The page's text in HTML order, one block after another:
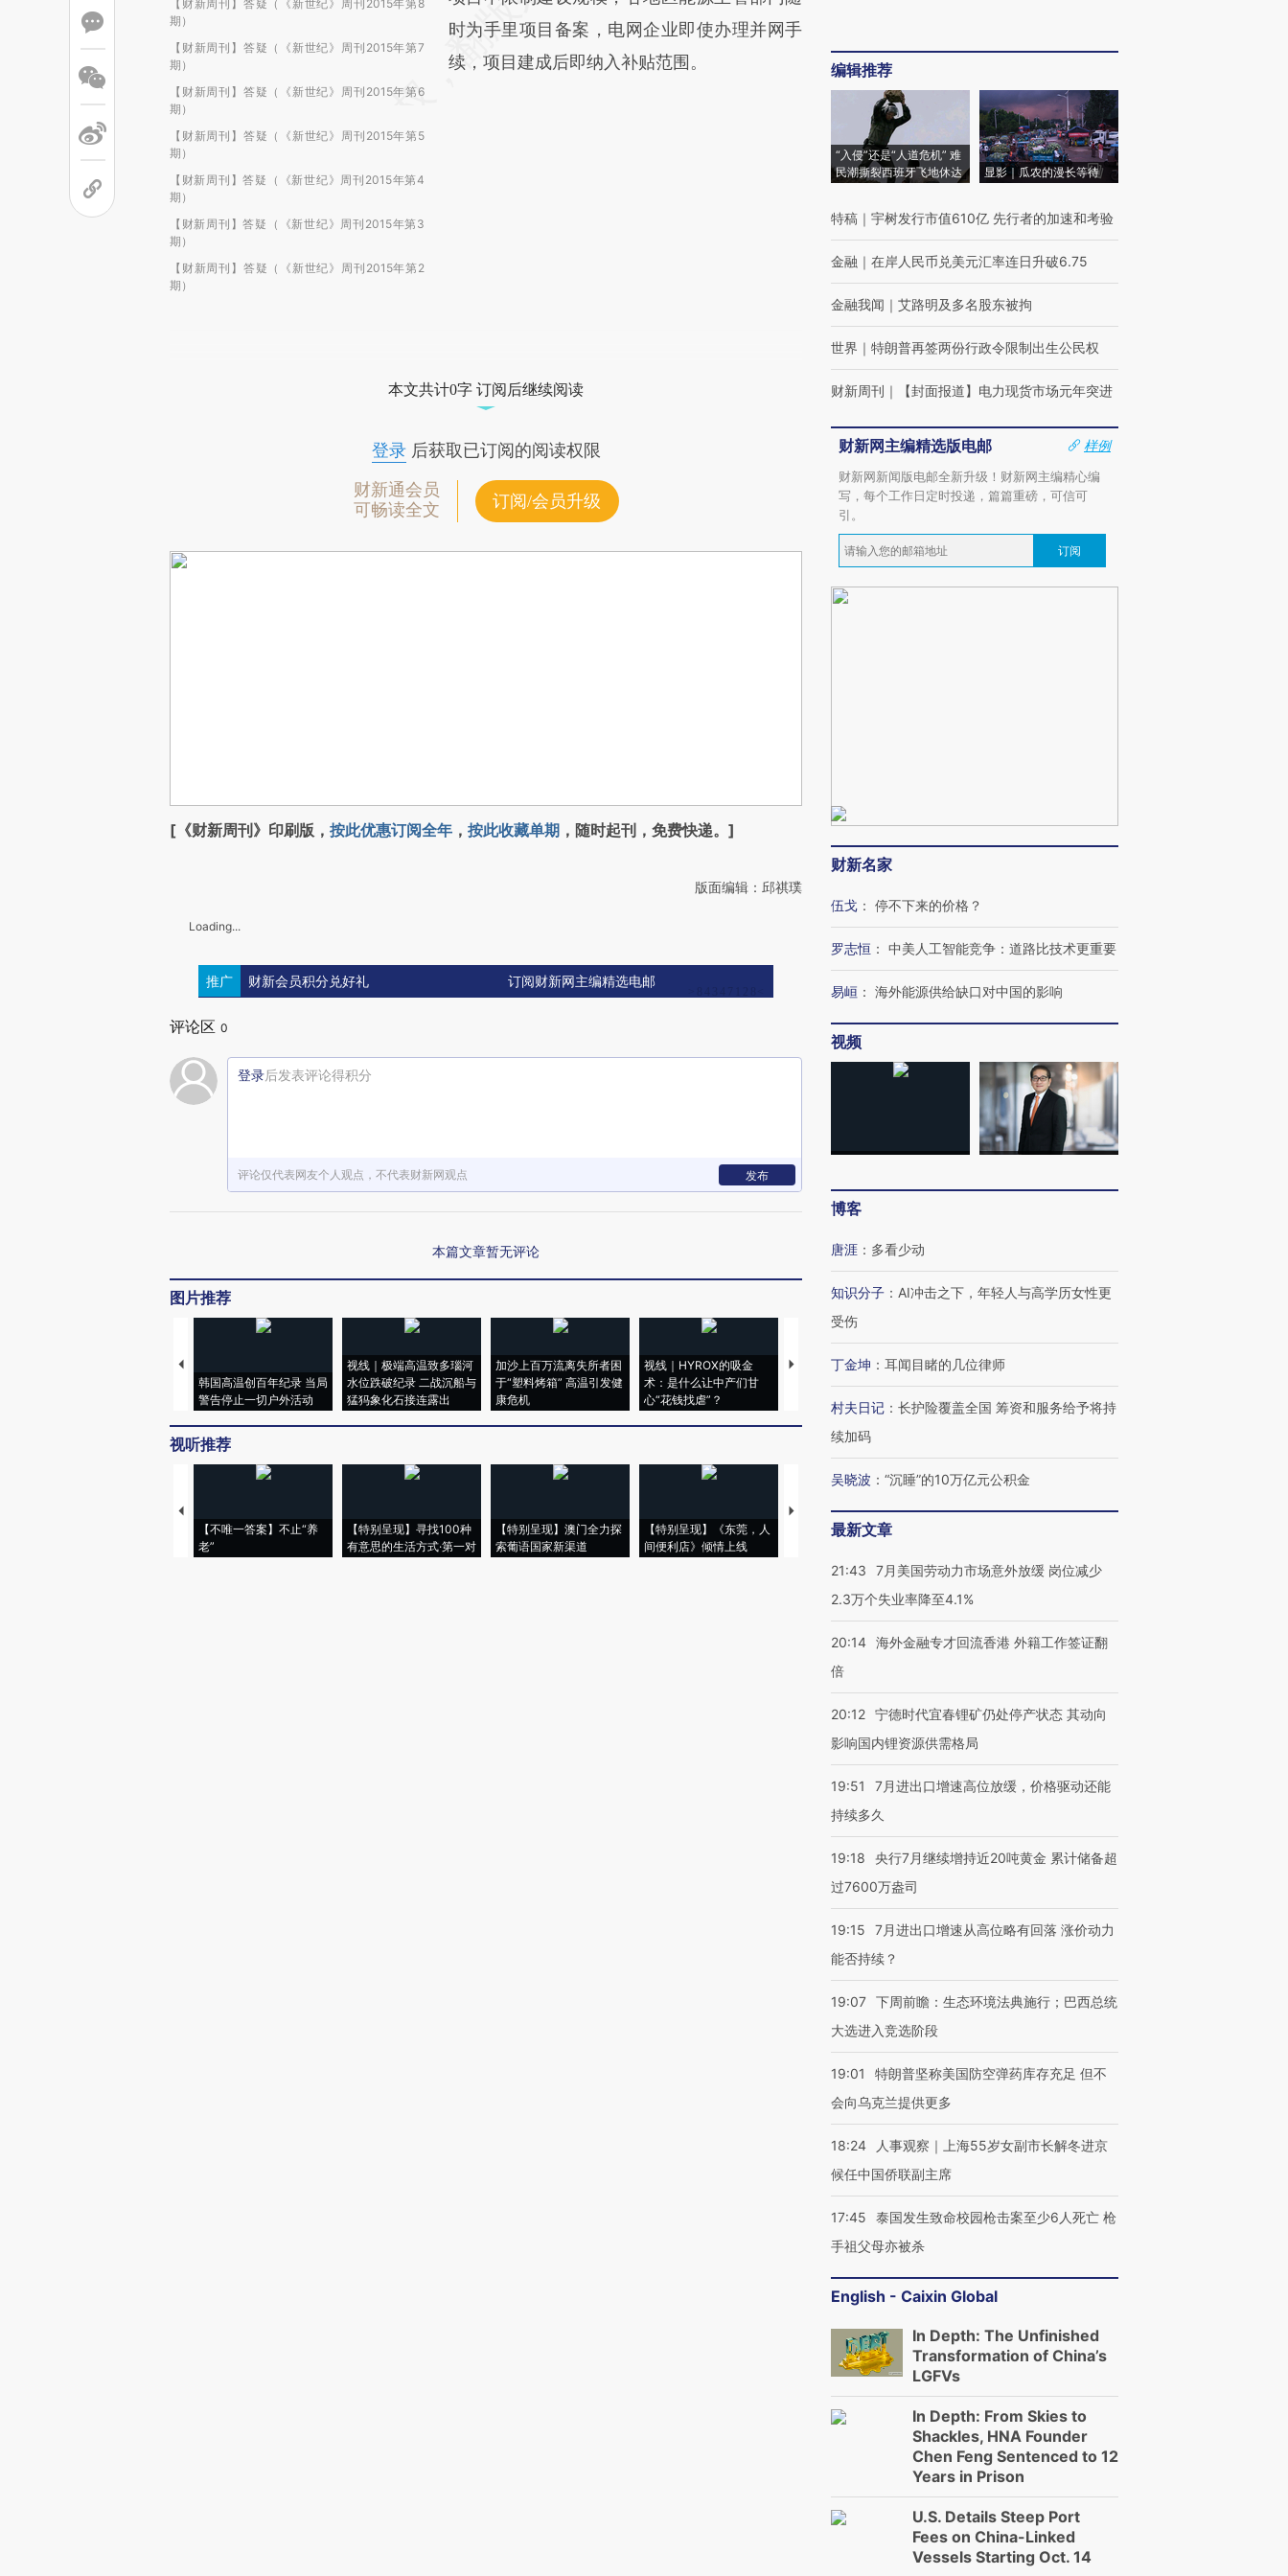
【财新周刊】答疑（《新世纪》周刊2015年第8
期）
【财新周刊】答疑（《新世纪》周刊2015年第7
期）
【财新周刊】答疑（《新世纪》周刊2015年第6
期）
【财新周刊】答疑（《新世纪》周刊2015年第5
期）
【财新周刊】答疑（《新世纪》周刊2015年第4
期）
【财新周刊】答疑（《新世纪》周刊2015年第3
期）
【财新周刊】答疑（《新世纪》周刊2015年第2
期）
时为手里项目备案，电网企业即使办理并网手
续，项目建成后即纳入补贴范围。
本文共计0字 订阅后继续阅读
登录后获取已订阅的阅读权限
财新通会员
可畅读全文
订阅/会员升级
[《财新周刊》印刷版， 按此优惠订阅全年 ， 按此收藏单期 ，随时起刊，免费快递。]
版面编辑：邱祺璞
Loading...
推广 财新会员积分兑好礼 订阅财新网主编精选电邮
评论区 0
登录后发表评论得积分
评论仅代表网友个人观点，不代表财新网观点 发布
本篇文章暂无评论
图片推荐
韩国高温创百年纪录 当局
警告停止一切户外活动
视线｜极端高温致多瑙河
水位跌破纪录 二战沉船与
猛犸象化石接连露出
加沙上百万流离失所者困
于“塑料烤箱” 高温引发健
康危机
视线｜HYROX的吸金
术：是什么让中产们甘
心“花钱找虐”？
马航飞行员跨国走私7万
粒摇头丸 尿检体内含3种
视线｜被称为“蟑螂”的印
度Z世代 用街头抗争将教
育部长拱下台
机”？难民潮撕裂西班牙
飞地休达
视听推荐
【不唯一答案】不止“养
老”
【特别呈现】寻找100种
有意思的生活方式·第一对
【特别呈现】澳门全力探
索葡语国家新渠道
【特别呈现】《东莞，人
间便利店》倾情上线
【推广】走进第四届链博
会，让数智科技“链”接产
【商旅对话】华住集团
编辑推荐
“入侵”还是“人道危机” 难
民潮撕裂西班牙飞地休达
显影｜瓜农的漫长等待
特稿 ｜ 宇树发行市值610亿 先行者的加速和考验
金融 ｜ 在岸人民币兑美元汇率连日升破6.75
金融我闻 ｜ 艾路明及多名股东被拘
世界 ｜ 特朗普再签两份行政令限制出生公民权
财新周刊 ｜ 【封面报道】电力现货市场元年突进
财新网主编精选版电邮
样例
财新网新闻版电邮全新升级！财新网主编精心编
写，每个工作日定时投递，篇篇重磅，可信可
引。
订阅
财新名家
伍戈 ： 停不下来的价格？
罗志恒 ： 中美人工智能竞争：道路比技术更重要
易峘 ： 海外能源供给缺口对中国的影响
视频
博客
唐涯 ： 多看少动
知识分子 ： AI冲击之下，年轻人与高学历女性更
受伤
丁金坤 ： 耳闻目睹的几位律师
村夫日记 ： 长护险覆盖全国 筹资和服务给予将持
续加码
吴晓波 ： “沉睡”的10万亿元公积金
最新文章
21:43
7月美国劳动力市场意外放缓 岗位减少
2.3万个失业率降至4.1%
20:14 海外金融专才回流香港 外籍工作签证翻
倍
20:12 宁德时代宜春锂矿仍处停产状态 其动向
影响国内锂资源供需格局
19:51
7月进出口增速高位放缓，价格驱动还能
持续多久
19:18
央行7月继续增持近20吨黄金 累计储备超
过7600万盎司
19:15
7月进出口增速从高位略有回落 涨价动力
能否持续？
19:07 下周前瞻：生态环境法典施行；巴西总统
大选进入竞选阶段
19:01
特朗普坚称美国防空弹药库存充足 但不
会向乌克兰提供更多
18:24
人事观察｜上海55岁女副市长解冬进京
候任中国侨联副主席
17:45
泰国发生致命校园枪击案至少6人死亡 枪
手祖父母亦被杀
English - Caixin Global
In Depth: The Unfinished
Transformation of China’s
LGFVs
In Depth: From Skies to
Shackles, HNA Founder
Chen Feng Sentenced to 12
Years in Prison
U.S. Details Steep Port
Fees on China-Linked
Vessels Starting Oct. 14